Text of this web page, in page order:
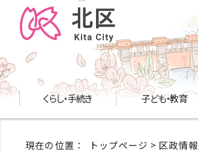
くらし・手続き 子ども・教育
現在の位置： トップページ > 区政情報